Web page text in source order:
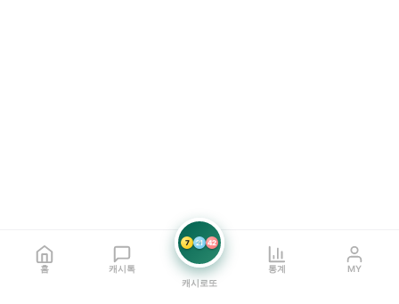
홈 캐시톡
7 21 42
캐시로또
통계 MY